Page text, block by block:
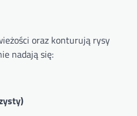
oraz konturują rysy
nadają się: